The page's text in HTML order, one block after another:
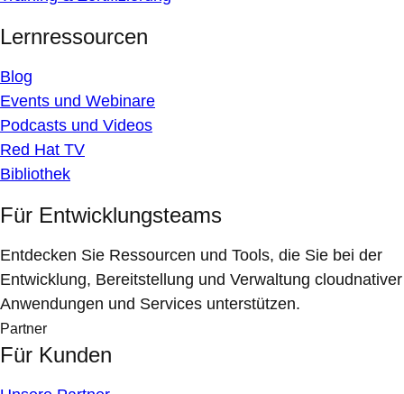
Lernressourcen
Blog
Events und Webinare
Podcasts und Videos
Red Hat TV
Bibliothek
Für Entwicklungsteams
Entdecken Sie Ressourcen und Tools, die Sie bei der
Entwicklung, Bereitstellung und Verwaltung cloudnativer
Anwendungen und Services unterstützen.
Partner
Für Kunden